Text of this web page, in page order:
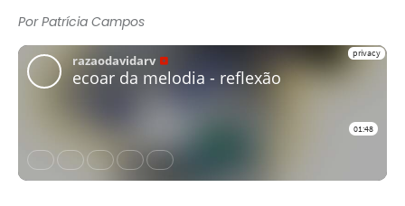
Por Patrícia Campos